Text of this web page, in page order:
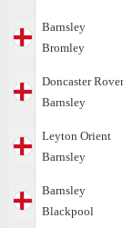
Barnsley
Bromley
Doncaster
Barnsley
Leyton Orient
Barnsley
Barnsley
Blackpool